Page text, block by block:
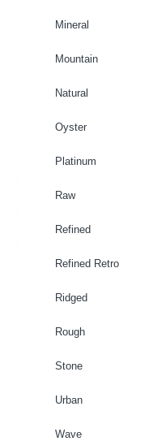
Mineral
Mountain
Natural
Oyster
Platinum
Raw
Refined
Refined Retro
Ridged
Rough
Stone
Urban
Wave